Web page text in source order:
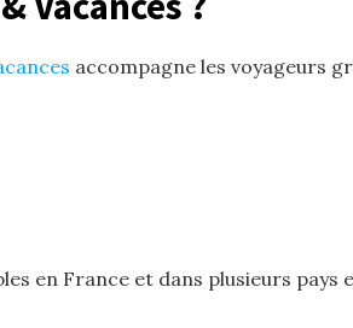
accompagne les voyageurs
en France et dans plusieurs pays